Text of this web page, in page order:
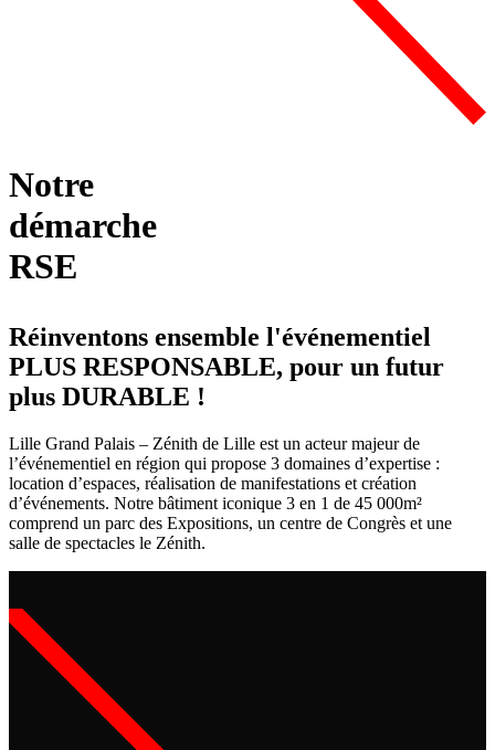
Notre
démarche
RSE
Réinventons ensemble l'événementiel
PLUS RESPONSABLE, pour un futur
plus DURABLE !
Lille Grand Palais – Zénith de Lille est un acteur majeur de
l’événementiel en région qui propose 3 domaines d’expertise :
location d’espaces, réalisation de manifestations et création
d’événements. Notre bâtiment iconique 3 en 1 de 45 000m²
comprend un parc des Expositions, un centre de Congrès et une
salle de spectacles le Zénith.